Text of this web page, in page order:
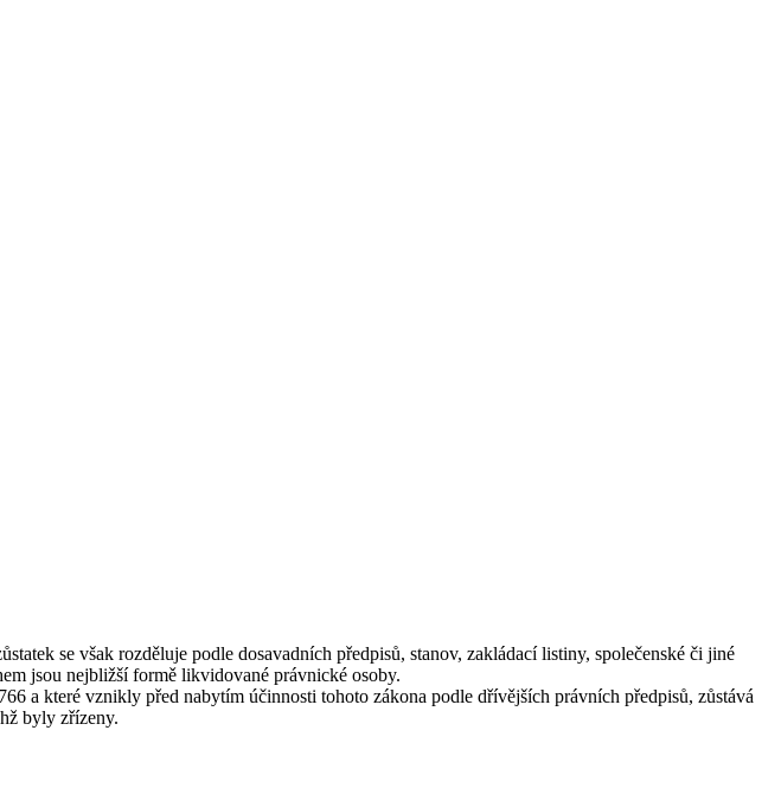
se však rozděluje podle dosavadních předpisů, stanov, zakládací listiny, společenské či jiné
jsou nejbližší formě likvidované právnické osoby.
a které vznikly před nabytím účinnosti tohoto zákona podle dřívějších právních předpisů, zůstává
byly zřízeny.